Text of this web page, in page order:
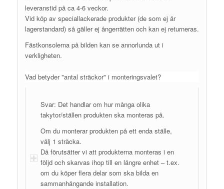
leveranstid på ca 4-6 veckor.
Vid köp av speciallackerade produkter (de som ej är
lagerstandard) så gäller ej ångerrätten och kan ej returneras.
Fästkonsolerna på bilden kan se annorlunda ut i
verkligheten.
Vad betyder "antal sträckor" i monteringsvalet?
Svar: Det handlar om hur många olika
takytor/ställen produkten ska monteras på.
Om du monterar produkten på ett enda ställe,
välj 1 sträcka.
Då förutsätter vi att produkterna monteras i en
följd och skarvas ihop till en längre enhet – t.ex.
om du köper flera delar som ska bilda en
sammanhängande installation.